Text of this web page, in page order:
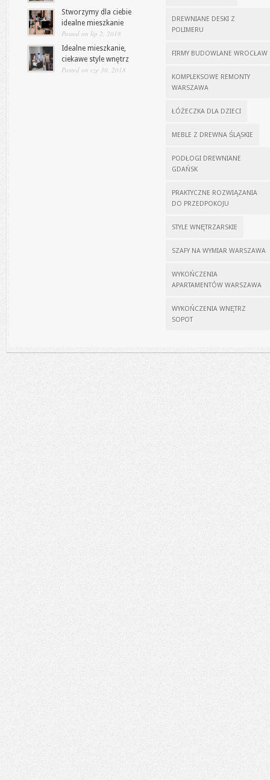
Stworzymy dla ciebie
idealne mieszkanie
Posted on lip 2, 2018
Idealne mieszkanie,
ciekawe style wnętrz
Posted on cze 30, 2018
DREWNIANE DESKI Z
POLIMERU
FIRMY BUDOWLANE WROCŁAW
KOMPLEKSOWE REMONTY
WARSZAWA
ŁÓŻECZKA DLA DZIECI
MEBLE Z DREWNA ŚLĄSKIE
PODŁOGI DREWNIANE
GDAŃSK
PRAKTYCZNE ROZWIĄZANIA
DO PRZEDPOKOJU
STYLE WNĘTRZARSKIE
SZAFY NA WYMIAR WARSZAWA
WYKOŃCZENIA
APARTAMENTÓW WARSZAWA
WYKOŃCZENIA WNĘTRZ
SOPOT